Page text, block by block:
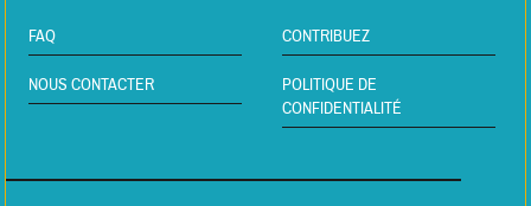
FAQ CONTRIBUEZ
NOUS CONTACTER
POLITIQUE DE
CONFIDENTIALITÉ